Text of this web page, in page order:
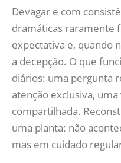
Devagar e com
dramáticas raramente
expectativa e, quando
a decepção. O que
diários: uma pergunta
atenção exclusiva,
compartilhada.
uma planta: não
mas em cuidado